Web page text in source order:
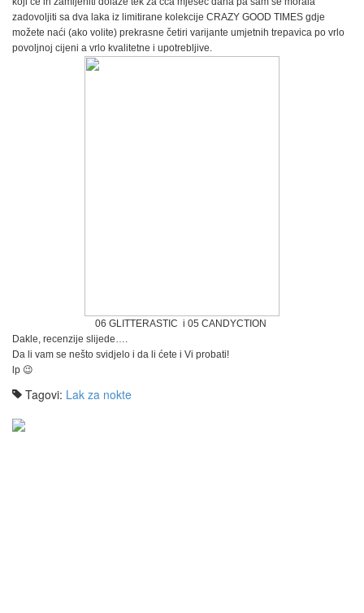
zadovoljiti sa dva laka iz limitirane kolekcije CRAZY GOOD TIMES gdje
možete naći (ako volite) prekrasne četiri varijante umjetnih trepavica po vrlo
povoljnoj cijeni a vrlo kvalitetne i upotrebljive.
06 GLITTERASTIC i 05 CANDYCTION
Dakle, recenzije slijede….
Da li vam se nešto svidjelo i da li ćete i Vi probati!
lp 😉
Tagovi: Lak za nokte